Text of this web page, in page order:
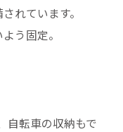
れています。
う固定。
自転車の収納もで